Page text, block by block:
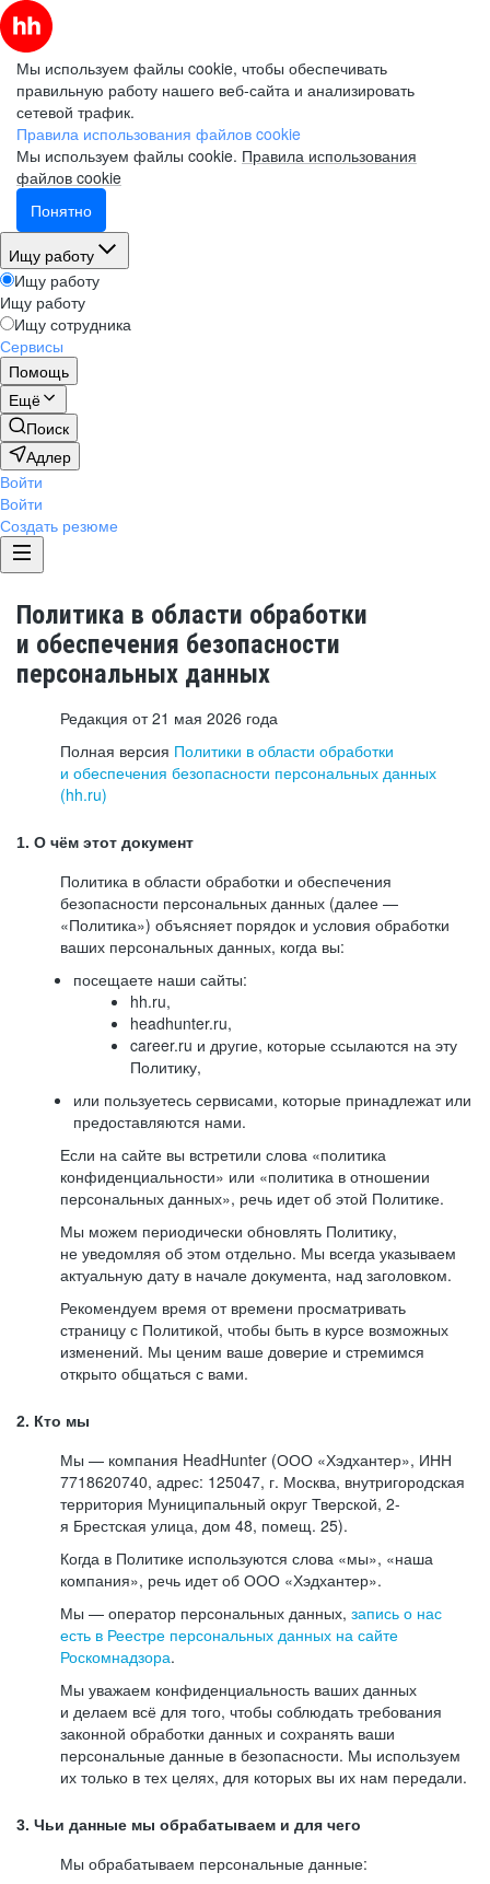
Мы используем файлы cookie, чтобы обеспечивать
правильную работу нашего веб-сайта и анализировать
сетевой трафик.
Правила использования файлов cookie
Мы используем файлы cookie. Правила использования
файлов cookie
Понятно
Ищу работу
Ищу работу
Ищу работу
Ищу сотрудника
Сервисы
Помощь
Ещё
Поиск
Адлер
Войти
Войти
Создать резюме
Политика в области обработки
и обеспечения безопасности
персональных данных
Редакция от 21 мая 2026 года
Полная версия Политики в области обработки
и обеспечения безопасности персональных данных
(hh.ru)
1. О чём этот документ
Политика в области обработки и обеспечения
безопасности персональных данных (далее —
«Политика») объясняет порядок и условия обработки
ваших персональных данных, когда вы:
посещаете наши сайты:
hh.ru,
headhunter.ru,
career.ru и другие, которые ссылаются на эту
Политику,
или пользуетесь сервисами, которые принадлежат или
предоставляются нами.
Если на сайте вы встретили слова «политика
конфиденциальности» или «политика в отношении
персональных данных», речь идет об этой Политике.
Мы можем периодически обновлять Политику,
не уведомляя об этом отдельно. Мы всегда указываем
актуальную дату в начале документа, над заголовком.
Рекомендуем время от времени просматривать
страницу с Политикой, чтобы быть в курсе возможных
изменений. Мы ценим ваше доверие и стремимся
открыто общаться с вами.
2. Кто мы
Мы — компания HeadHunter (ООО «Хэдхантер», ИНН
7718620740, адрес: 125047, г. Москва, внутригородская
территория Муниципальный округ Тверской, 2-
я Брестская улица, дом 48, помещ. 25).
Когда в Политике используются слова «мы», «наша
компания», речь идет об ООО «Хэдхантер».
Мы — оператор персональных данных, запись о нас
есть в Реестре персональных данных на сайте
Роскомнадзора.
Мы уважаем конфиденциальность ваших данных
и делаем всё для того, чтобы соблюдать требования
законной обработки данных и сохранять ваши
персональные данные в безопасности. Мы используем
их только в тех целях, для которых вы их нам передали.
3. Чьи данные мы обрабатываем и для чего
Мы обрабатываем персональные данные: